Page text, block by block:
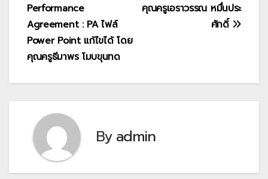
คุณครูเอราวรรณ หมื่นประ
ศักดิ์
Performance
Agreement : PA ไฟล์
Power Point แก้ไขได้ โดย
คุณครูธีมาพร โมบขุนทด
Byadmin